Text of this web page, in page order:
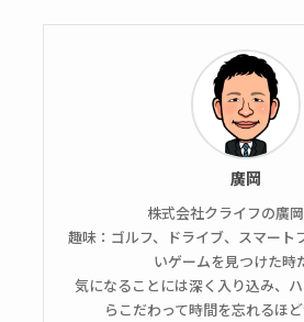
廣岡
株式会社クライフの廣岡
趣味：ゴルフ、ドライブ、スマート
いゲームを見つけた時
気になることには深く入り込み、
らこだわって時間を忘れるほど